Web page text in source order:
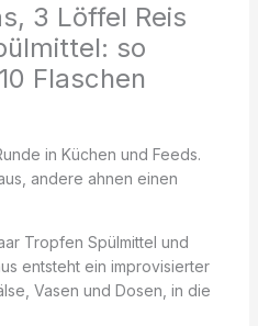
3 Löffel Reis
so
Flaschen
in Küchen und Feeds.
andere ahnen einen
Tropfen Spülmittel und
entsteht ein improvisierter
Vasen und Dosen, in die